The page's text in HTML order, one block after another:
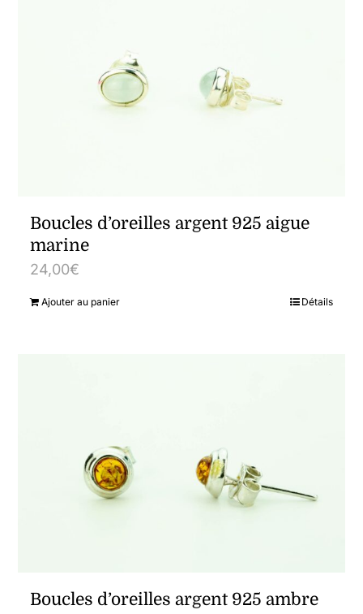
Boucles d’oreilles argent 925 aigue
marine
24,00€
Ajouter au panier Détails
Boucles d’oreilles argent 925 ambre